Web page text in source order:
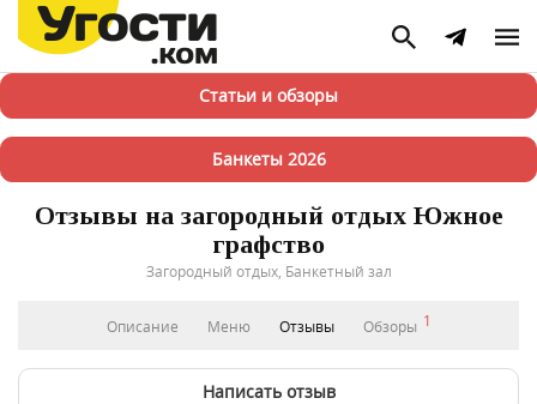
Статьи и обзоры
Банкеты 2026
Отзывы на загородный отдых Южное
графство
Загородный отдых, Банкетный зал
Описание Меню Отзывы Обзоры 1
Написать отзыв